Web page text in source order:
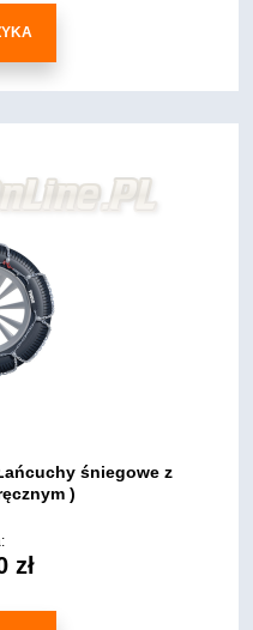
śniegowe z
)
zł